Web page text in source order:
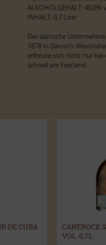
ALKOHOLGEHALT: 40,0%
INHALT: 0,7 Liter
Der dänische
1878 in Dänisch-
erfreute sich nicht nur
schnell am Festland.
DE CUBA
CANEROCK
VOL. 0,7L